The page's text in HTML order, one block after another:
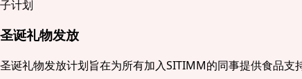
子计划
圣诞礼物发放
圣诞礼物发放计划旨在为所有加入SITIMM的同事提供食品支